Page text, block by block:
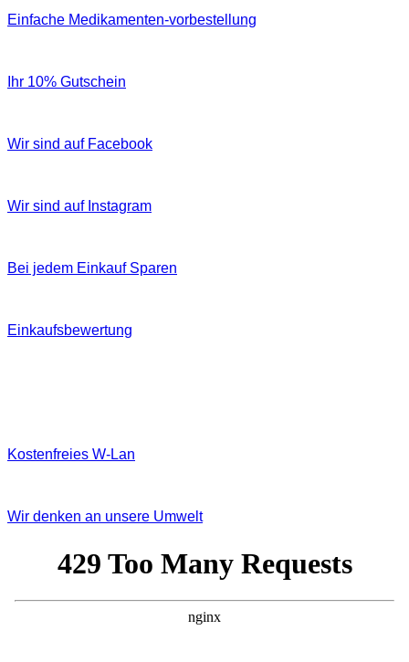
Einfache Medikamenten-vorbestellung
Ihr 10% Gutschein
Wir sind auf Facebook
Wir sind auf Instagram
Bei jedem Einkauf Sparen
Einkaufsbewertung
Kostenfreies W‐Lan
Wir denken an unsere Umwelt